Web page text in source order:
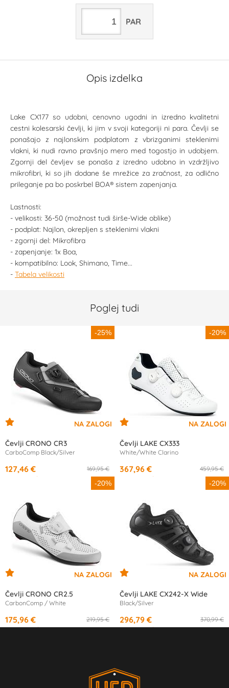
PAR
Opis izdelka
Lake CX177 so udobni, cenovno ugodni in izredno kvalitetni
cestni kolesarski čevlji, ki jim v svoji kategoriji ni para. Čevlji se
ponašajo z najlonskim podplatom z vbrizganimi steklenimi
vlakni, ki nudi ravno pravšnjo mero med togostjo in udobjem.
Zgornji del čevljev se ponaša z izredno udobno in vzdržljivo
mikrofibri, ki so jih dodane še mrežice za zračnost, za odlično
prileganje pa bo poskrbel BOA® sistem zapenjanja.
Lastnosti:
- velikosti: 36-50 (možnost tudi širše-Wide oblike)
- podplat: Najlon, okrepljen s steklenimi vlakni
- zgornji del: Mikrofibra
- zapenjanje: 1x Boa,
- kompatibilno: Look, Shimano, Time...
- Tabela velikosti
Poglej tudi
-25%
Čevlji CRONO CR3
CarboComp Black/Silver
169,95 €
127,46 €
/mesec
-20%
Čevlji LAKE CX333
White/White Clarino
459,95 €
367,96 €
/mesec
-20%
Čevlji CRONO CR2.5
CarbonComp / White
219,95 €
175,96 €
od16,53 €/mesec
-20%
Čevlji LAKE CX242-X Wide
Black/Silver
370,99 €
296,79 €
od10,05 €/mesec